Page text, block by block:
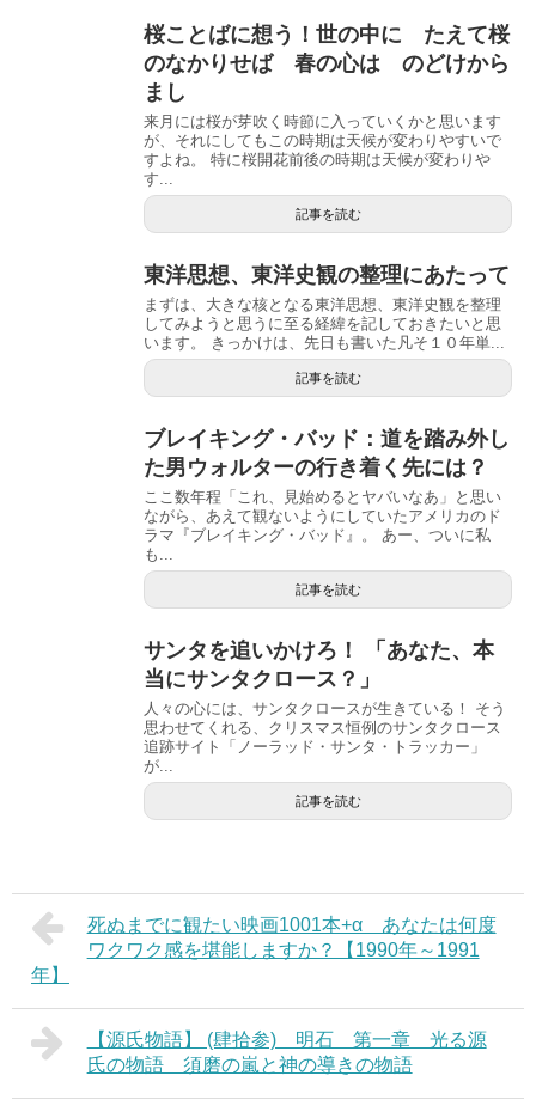
桜ことばに想う！世の中に たえて桜
のなかりせば 春の心は のどけから
まし
来月には桜が芽吹く時節に入っていくかと思います
が、それにしてもこの時期は天候が変わりやすいで
すよね。 特に桜開花前後の時期は天候が変わりや
す...
記事を読む
東洋思想、東洋史観の整理にあたって
まずは、大きな核となる東洋思想、東洋史観を整理
してみようと思うに至る経緯を記しておきたいと思
います。 きっかけは、先日も書いた凡そ１０年単...
記事を読む
ブレイキング・バッド：道を踏み外し
た男ウォルターの行き着く先には？
ここ数年程「これ、見始めるとヤバいなあ」と思い
ながら、あえて観ないようにしていたアメリカのド
ラマ『ブレイキング・バッド』。 あー、ついに私
も...
記事を読む
サンタを追いかけろ！ 「あなた、本
当にサンタクロース？」
人々の心には、サンタクロースが生きている！ そう
思わせてくれる、クリスマス恒例のサンタクロース
追跡サイト「ノーラッド・サンタ・トラッカー」
が...
記事を読む
死ぬまでに観たい映画1001本+α あなたは何度
ワクワク感を堪能しますか？【1990年～1991
年】
【源氏物語】 (肆拾参) 明石 第一章 光る源
氏の物語 須磨の嵐と神の導きの物語